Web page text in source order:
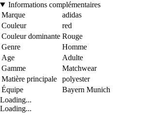
Informations complémentaires
Marque
adidas
Couleur
red
Couleur dominante Rouge
Genre
Homme
Age
Adulte
Gamme
Matchwear
Matière principale
polyester
Équipe
Bayern Munich
Loading...
Loading...